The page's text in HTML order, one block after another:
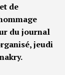
de
du journal
jeudi